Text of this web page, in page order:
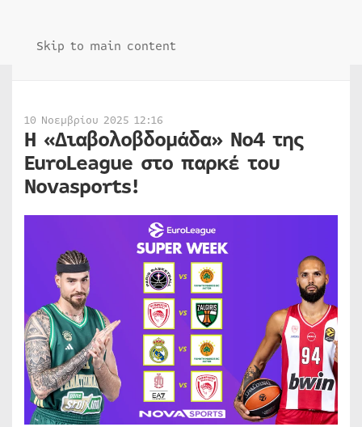
Skip to main content
10 Νοεμβρίου 2025 12:16
Η «Διαβολοβδομάδα» Νο4 της
EuroLeague στο παρκέ του
Novasports!